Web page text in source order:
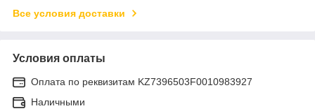
Все условия доставки
Условия оплаты
Оплата по реквизитам KZ7396503F0010983927
Наличными